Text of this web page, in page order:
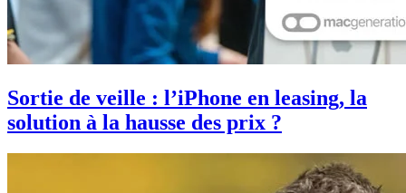
Sortie de veille : l’iPhone en leasing, la
solution à la hausse des prix ?